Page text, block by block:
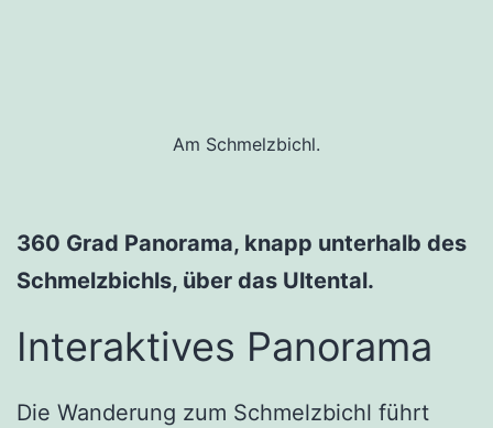
Am Schmelzbichl.
360 Grad Panorama, knapp unterhalb des
Schmelzbichls, über das Ultental.
Interaktives Panorama
Die Wanderung zum Schmelzbichl führt